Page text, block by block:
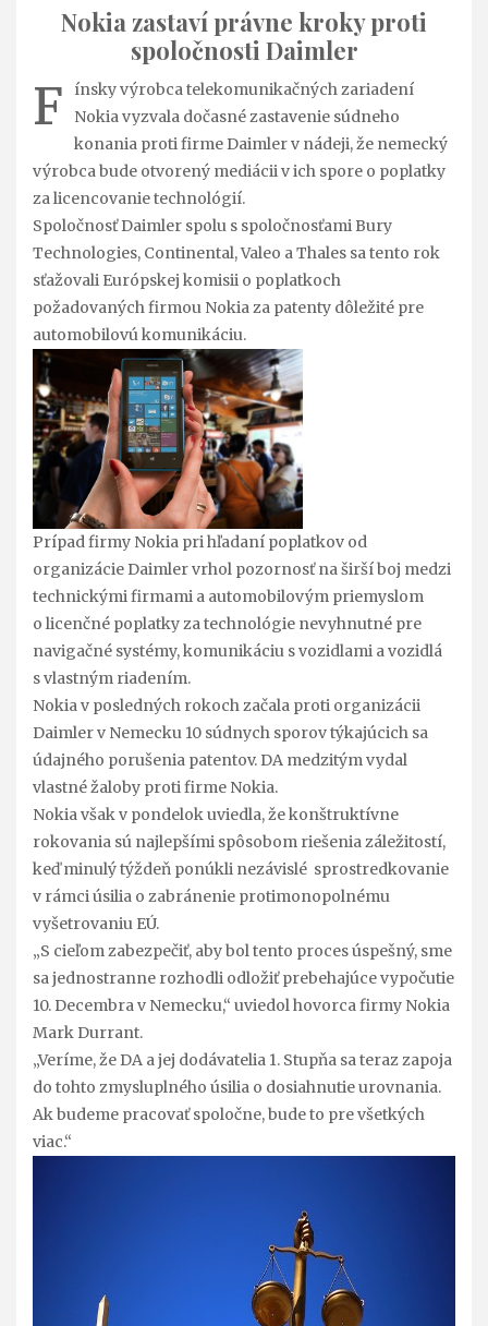
Nokia zastaví právne kroky proti
spoločnosti Daimler
F
ínsky výrobca telekomunikačných zariadení
Nokia vyzvala dočasné zastavenie súdneho
konania proti firme Daimler v nádeji, že nemecký
výrobca bude otvorený mediácii v ich spore o poplatky
za licencovanie technológií.
Spoločnosť Daimler spolu s spoločnosťami Bury
Technologies, Continental, Valeo a Thales sa tento rok
sťažovali Európskej komisii o poplatkoch
požadovaných firmou Nokia za patenty dôležité pre
automobilovú komunikáciu.
Prípad firmy Nokia pri hľadaní poplatkov od
organizácie Daimler vrhol pozornosť na širší boj medzi
technickými firmami a automobilovým priemyslom
o licenčné poplatky za technológie nevyhnutné pre
navigačné systémy, komunikáciu s vozidlami a vozidlá
s vlastným riadením.
Nokia v posledných rokoch začala proti organizácii
Daimler v Nemecku 10 súdnych sporov týkajúcich sa
údajného porušenia patentov. DA medzitým vydal
vlastné žaloby proti firme Nokia.
Nokia však v pondelok uviedla, že konštruktívne
rokovania sú najlepšími spôsobom riešenia záležitostí,
keď minulý týždeň ponúkli nezávislé sprostredkovanie
v rámci úsilia o zabránenie protimonopolnému
vyšetrovaniu EÚ.
„S cieľom zabezpečiť, aby bol tento proces úspešný, sme
sa jednostranne rozhodli odložiť prebehajúce vypočutie
10. Decembra v Nemecku,“ uviedol hovorca firmy Nokia
Mark Durrant.
„Veríme, že DA a jej dodávatelia 1. Stupňa sa teraz zapoja
do tohto zmysluplného úsilia o dosiahnutie urovnania.
Ak budeme pracovať spoločne, bude to pre všetkých
viac.“